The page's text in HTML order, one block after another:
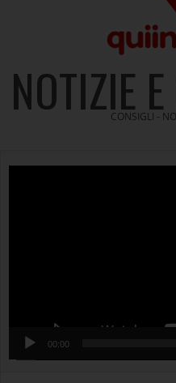
NOTIZIE
CONSIGLI -
00:00